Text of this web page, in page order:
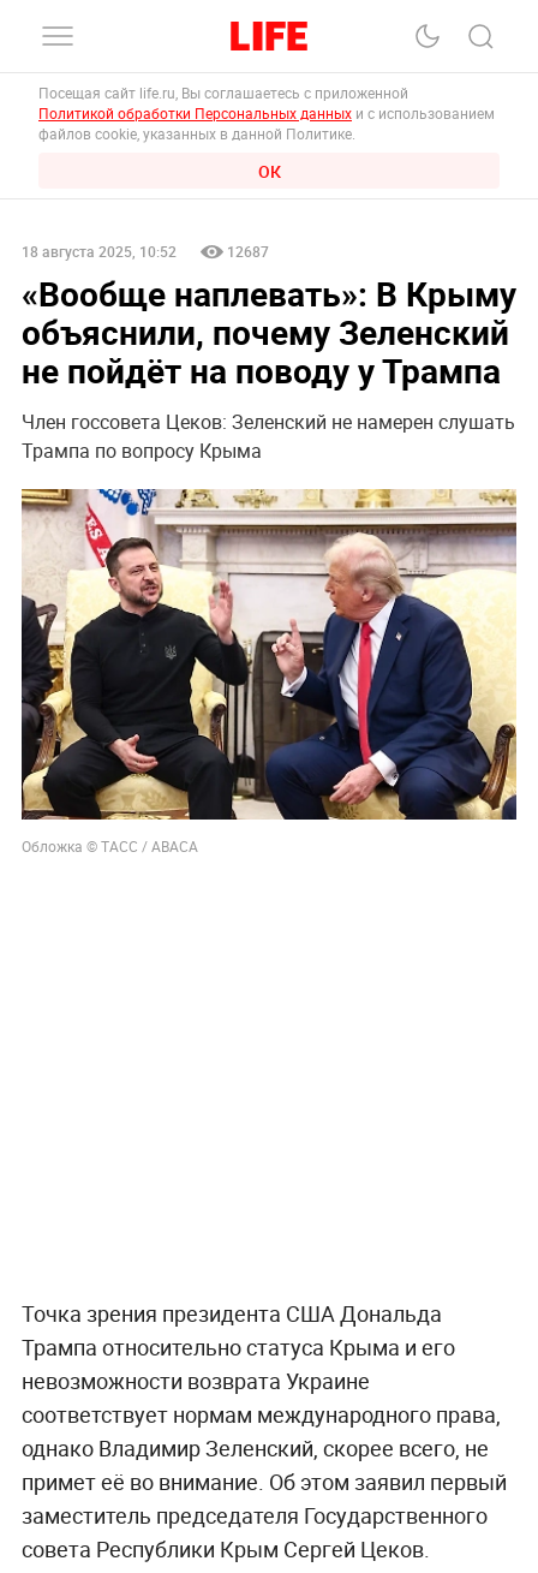
Посещая сайт life.ru, Вы соглашаетесь с приложенной
Политикой обработки Персональных данных и с использованием
файлов cookie, указанных в данной Политике.
ОК
18 августа 2025, 10:52 12687
«Вообще наплевать»: В Крыму
объяснили, почему Зеленский
не пойдёт на поводу у Трампа
Член госсовета Цеков: Зеленский не намерен слушать
Трампа по вопросу Крыма
Обложка © ТАСС / ABACA
Точка зрения президента США Дональда
Трампа относительно статуса Крыма и его
невозможности возврата Украине
соответствует нормам международного права,
однако Владимир Зеленский, скорее всего, не
примет её во внимание. Об этом заявил первый
заместитель председателя Государственного
совета Республики Крым Сергей Цеков.